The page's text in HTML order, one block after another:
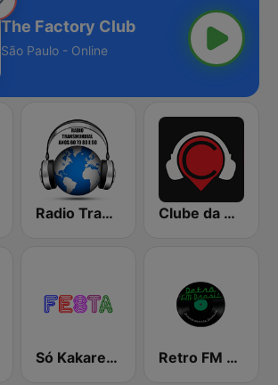
The Factory Club
São Paulo - Online
Radio Transmundial 60 70 80 e 90 Clube da Véia
Só Kakarecos Festa Retro FM Brasil